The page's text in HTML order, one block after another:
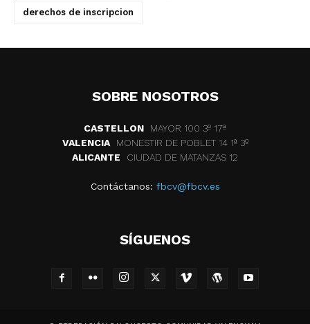
derechos de inscripcion
SOBRE NOSOTROS
CASTELLON
MAYOR 100 3º 17ª
VALENCIA
MONESTIR DE POBLET 14 1ª 3º
ALICANTE
CIUDAD DE MATANZAS 12
Contáctanos: fbcv@fbcv.es
SÍGUENOS